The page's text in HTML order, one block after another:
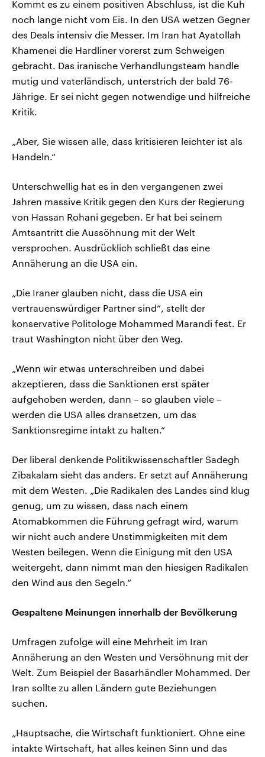
Kommt es zu einem positiven Abschluss, ist die Kuh
noch lange nicht vom Eis. In den USA wetzen Gegner
des Deals intensiv die Messer. Im Iran hat Ayatollah
Khamenei die Hardliner vorerst zum Schweigen
gebracht. Das iranische Verhandlungsteam handle
mutig und vaterländisch, unterstrich der bald 76-
Jährige. Er sei nicht gegen notwendige und hilfreiche
Kritik.
„Aber, Sie wissen alle, dass kritisieren leichter ist als
Handeln.“
Unterschwellig hat es in den vergangenen zwei
Jahren massive Kritik gegen den Kurs der Regierung
von Hassan Rohani gegeben. Er hat bei seinem
Amtsantritt die Aussöhnung mit der Welt
versprochen. Ausdrücklich schließt das eine
Annäherung an die USA ein.
„Die Iraner glauben nicht, dass die USA ein
vertrauenswürdiger Partner sind“, stellt der
konservative Politologe Mohammed Marandi fest. Er
traut Washington nicht über den Weg.
„Wenn wir etwas unterschreiben und dabei
akzeptieren, dass die Sanktionen erst später
aufgehoben werden, dann – so glauben viele –
werden die USA alles dransetzen, um das
Sanktionsregime intakt zu halten.“
Der liberal denkende Politikwissenschaftler Sadegh
Zibakalam sieht das anders. Er setzt auf Annäherung
mit dem Westen. „Die Radikalen des Landes sind klug
genug, um zu wissen, dass nach einem
Atomabkommen die Führung gefragt wird, warum
wir nicht auch andere Unstimmigkeiten mit dem
Westen beilegen. Wenn die Einigung mit den USA
weitergeht, dann nimmt man den hiesigen Radikalen
den Wind aus den Segeln.“
Gespaltene Meinungen innerhalb der Bevölkerung
Umfragen zufolge will eine Mehrheit im Iran
Annäherung an den Westen und Versöhnung mit der
Welt. Zum Beispiel der Basarhändler Mohammed. Der
Iran sollte zu allen Ländern gute Beziehungen
suchen.
„Hauptsache, die Wirtschaft funktioniert. Ohne eine
intakte Wirtschaft, hat alles keinen Sinn und das